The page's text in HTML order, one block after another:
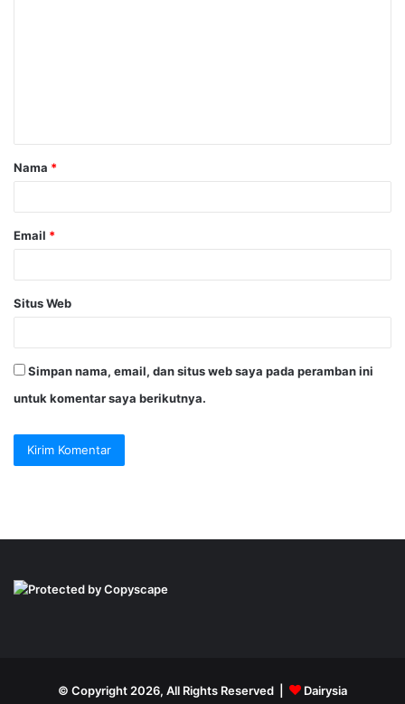
a
r
Nama *
Email *
Situs Web
Simpan nama, email, dan situs web saya pada peramban ini
untuk komentar saya berikutnya.
© Copyright 2026, All Rights Reserved | Dairysia